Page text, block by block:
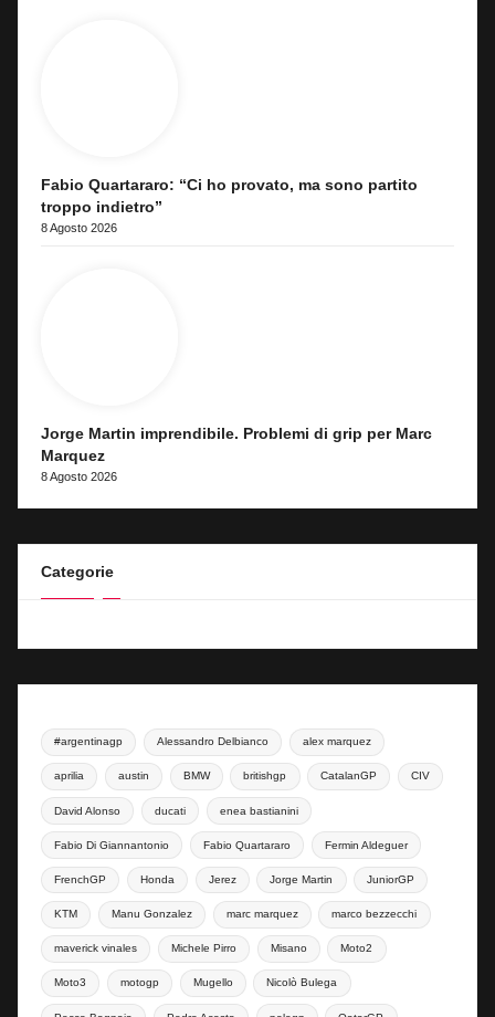
Fabio Quartararo: “Ci ho provato, ma sono partito
troppo indietro”
8 Agosto 2026
Jorge Martin imprendibile. Problemi di grip per Marc
Marquez
8 Agosto 2026
Categorie
#argentinagp Alessandro Delbianco alex marquez
aprilia austin BMW britishgp CatalanGP CIV
David Alonso ducati enea bastianini
Fabio Di Giannantonio Fabio Quartararo Fermin Aldeguer
FrenchGP Honda Jerez Jorge Martin JuniorGP
KTM Manu Gonzalez marc marquez marco bezzecchi
maverick vinales Michele Pirro Misano Moto2
Moto3 motogp Mugello Nicolò Bulega